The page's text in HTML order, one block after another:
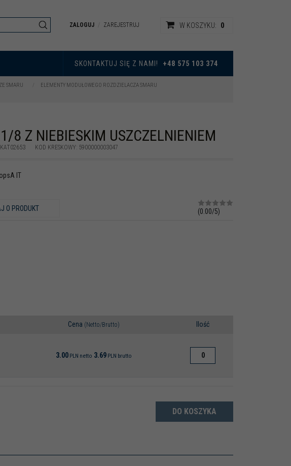
ZALOGUJ ZAREJESTRUJ W KOSZYKU: 0
SKONTAKTUJ SIĘ Z NAMI! +48 575 103 374
SMARU
ELEMENTY MODUŁOWEGO ROZDZIELACZA SMARU
8 Z NIEBIESKIM USZCZELNIENIEM
KAT02653 KOD KRESKOWY: 5900000003047
IT
O PRODUKT (0.00/5)
Cena (Netto/Brutto) Ilość
3.00 PLN netto 3.69 PLN brutto
DO KOSZYKA